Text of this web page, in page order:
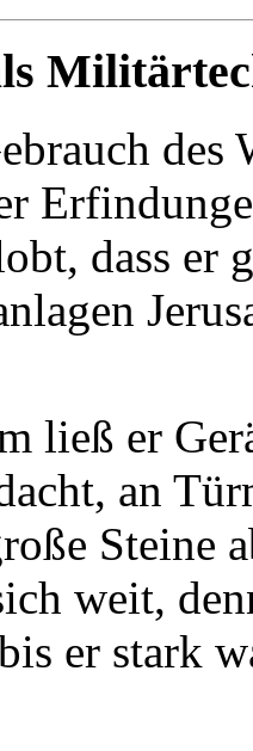
des
dass er
ließ er
an
Steine
weit,
er stark